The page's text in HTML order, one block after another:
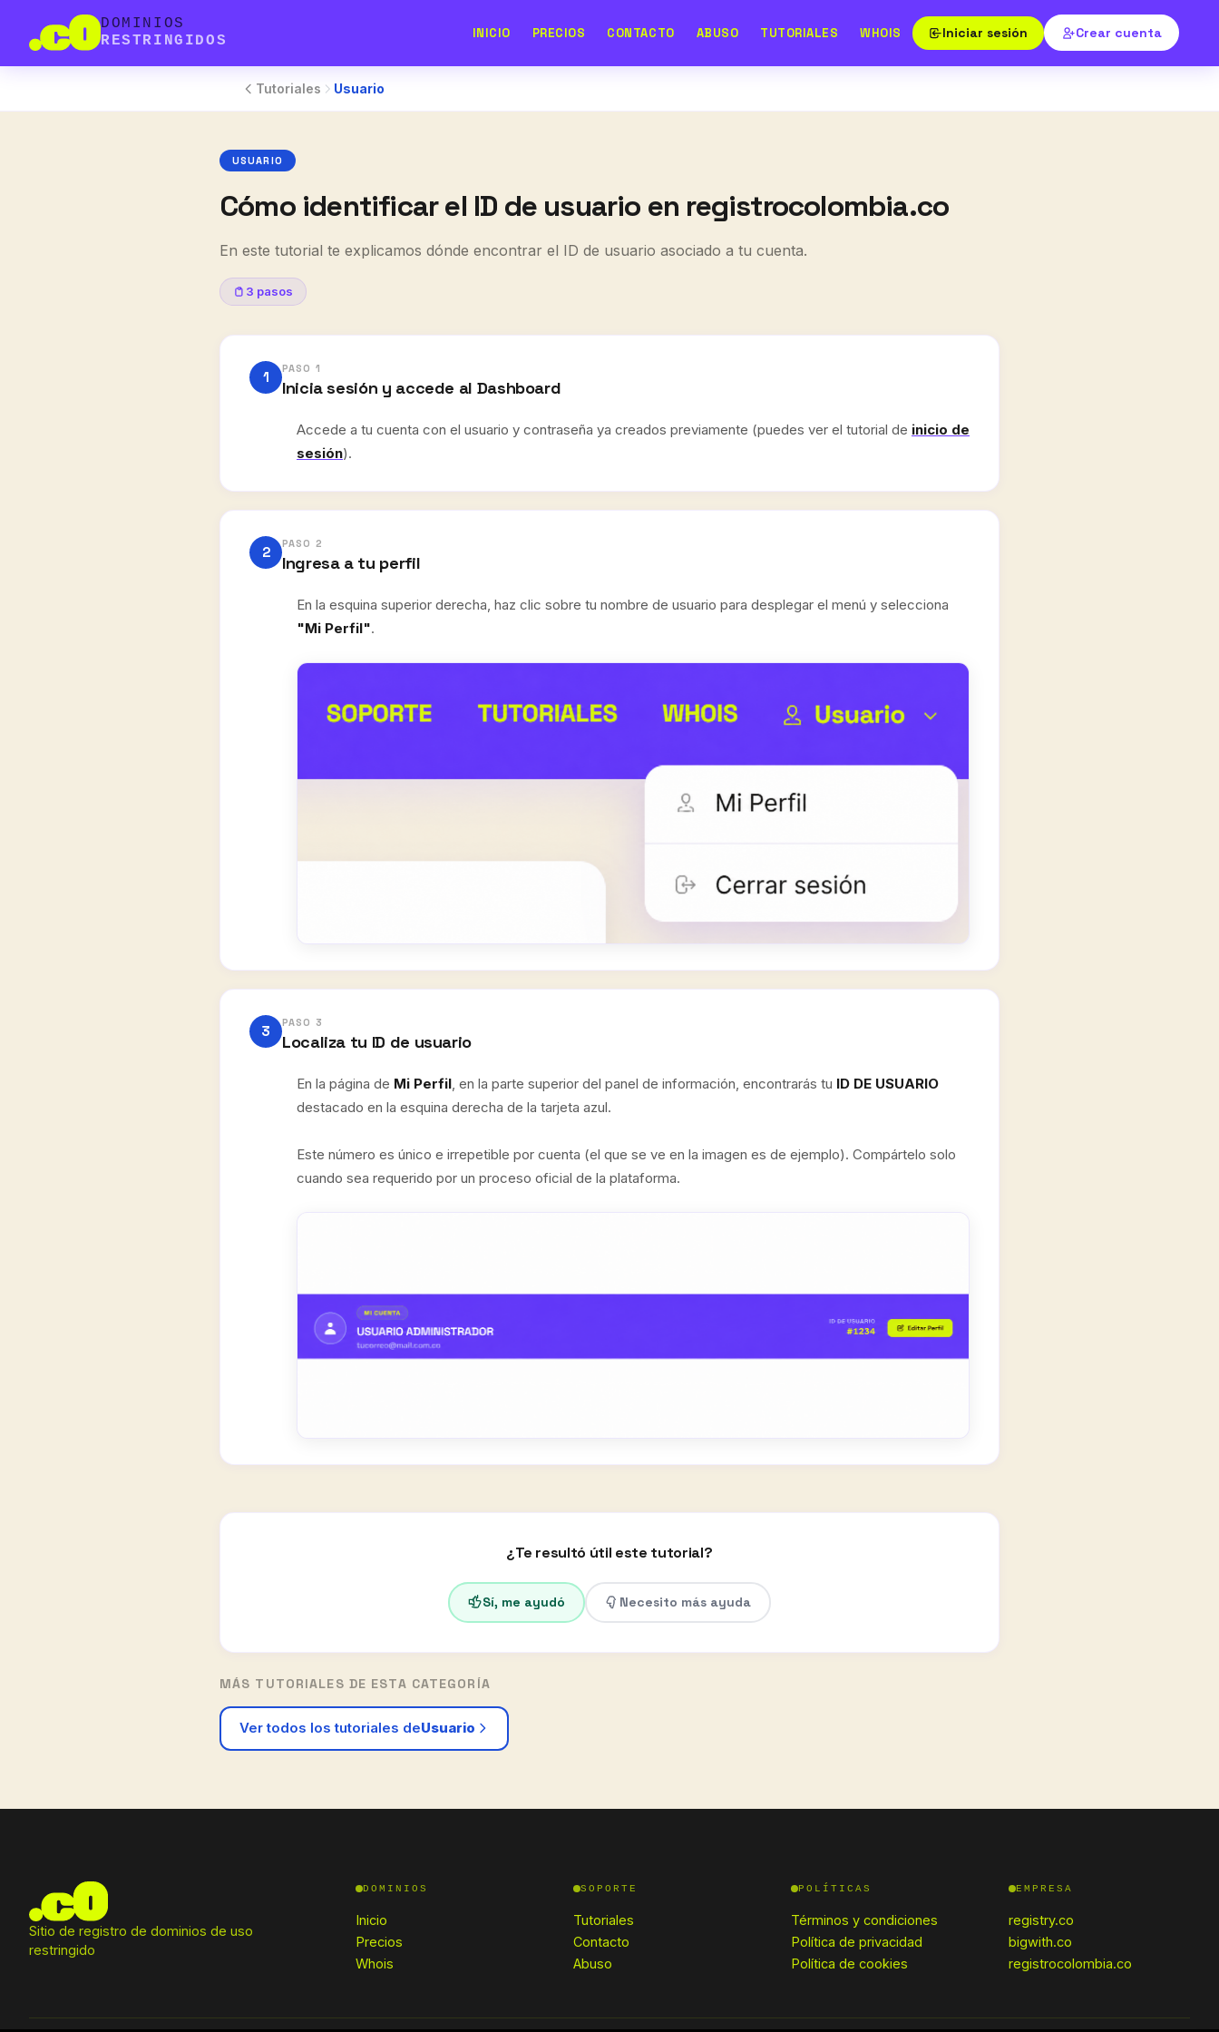
DOMINIOS
RESTRINGIDOS
INICIO PRECIOS CONTACTO ABUSO TUTORIALES WHOIS Iniciar sesión Crear cuenta
Tutoriales Usuario
USUARIO
Cómo identificar el ID de usuario en registrocolombia.co
En este tutorial te explicamos dónde encontrar el ID de usuario asociado a tu cuenta.
3 pasos
1 PASO 1
Inicia sesión y accede al Dashboard
Accede a tu cuenta con el usuario y contraseña ya creados previamente (puedes ver el tutorial de inicio de
sesión).
2 PASO 2
Ingresa a tu perfil
En la esquina superior derecha, haz clic sobre tu nombre de usuario para desplegar el menú y selecciona
"Mi Perfil".
3 PASO 3
Localiza tu ID de usuario
En la página de Mi Perfil, en la parte superior del panel de información, encontrarás tu ID DE USUARIO
destacado en la esquina derecha de la tarjeta azul.
Este número es único e irrepetible por cuenta (el que se ve en la imagen es de ejemplo). Compártelo solo
cuando sea requerido por un proceso oficial de la plataforma.
¿Te resultó útil este tutorial?
Sí, me ayudó Necesito más ayuda
MÁS TUTORIALES DE ESTA CATEGORÍA
Ver todos los tutoriales deUsuario
Sitio de registro de dominios de uso
restringido
DOMINIOS
Inicio
Precios
Whois
SOPORTE
Tutoriales
Contacto
Abuso
POLÍTICAS
Términos y condiciones
Política de privacidad
Política de cookies
EMPRESA
registry.co
bigwith.co
registrocolombia.co